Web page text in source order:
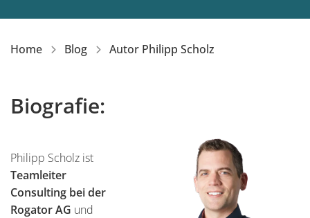
Home Blog Autor Philipp Scholz
Inhalt
Biografie:
Philipp Scholz ist
Teamleiter
Consulting bei der
Rogator AG und